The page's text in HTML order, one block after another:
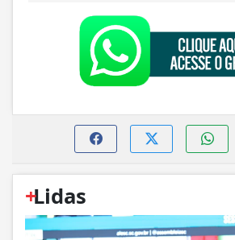
+
Lidas